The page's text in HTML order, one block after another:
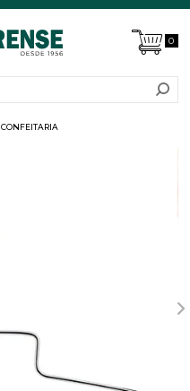
0
CONFEITARIA